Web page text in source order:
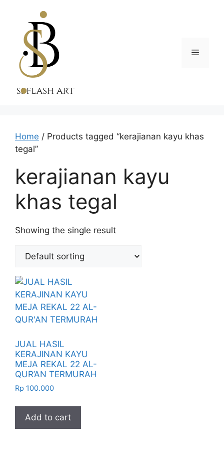
content
Menu
Home / Products tagged “kerajianan kayu khas
tegal”
kerajianan kayu
khas tegal
Showing the single result
JUAL HASIL
KERAJINAN KAYU
MEJA REKAL 22 AL-
QUR’AN TERMURAH
Rp 100.000
Add to cart